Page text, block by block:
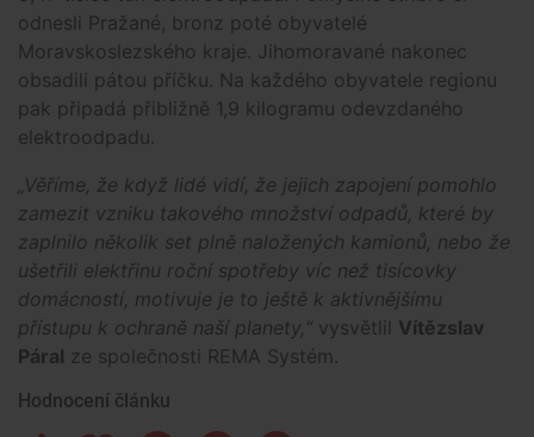
odnesli Pražané, bronz poté obyvatelé
Moravskoslezského kraje. Jihomoravané nakonec
obsadili pátou příčku. Na každého obyvatele regionu
pak připadá přibližně 1,9 kilogramu odevzdaného
elektroodpadu.
„Věříme, že když lidé vidí, že jejich zapojení pomohlo
zamezit vzniku takového množství odpadů, které by
zaplnilo několik set plně naložených kamionů, nebo že
ušetřili elektřinu roční spotřeby víc než tisícovky
domácností, motivuje je to ještě k aktivnějšímu
přístupu k ochraně naší planety,“ vysvětlil Vítězslav
Páral ze společnosti REMA Systém.
Hodnocení článku